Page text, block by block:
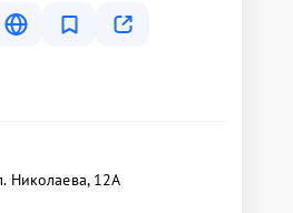
Николаева, 12А